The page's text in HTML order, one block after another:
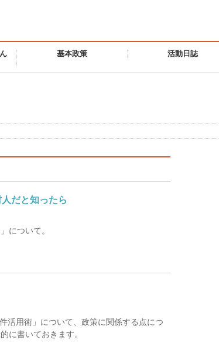
基本政策 活動日誌
だと知ったら
について。
活用術」について、政策に関係する点につ
に書いておきます。